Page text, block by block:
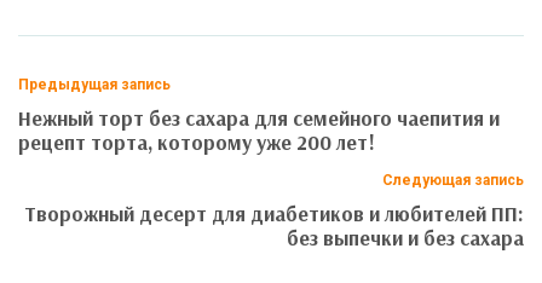
Предыдущая запись
Нежный торт без сахара для семейного чаепития и
рецепт торта, которому уже 200 лет!
Следующая запись
Творожный десерт для диабетиков и любителей ПП:
без выпечки и без сахара